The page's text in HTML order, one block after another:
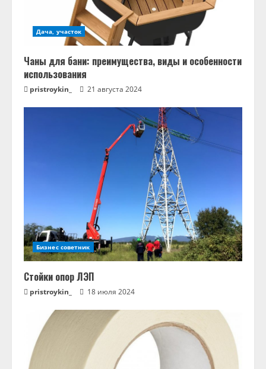
Дача, участок
Чаны для бани: преимущества, виды и особенности
использования
pristroykin_ 21 августа 2024
Бизнес советник
Стойки опор ЛЭП
pristroykin_ 18 июля 2024